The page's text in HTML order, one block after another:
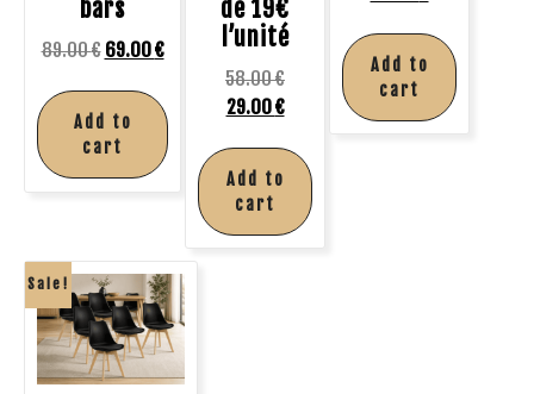
bars
89.00€ 69.00€
Add to
cart
de 19€
l’unité
58.00€
29.00€
Add to
cart
Add to
cart
Sale!